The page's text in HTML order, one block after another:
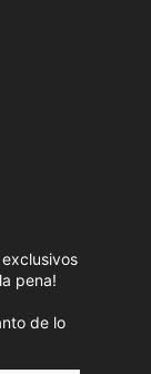
pena!
de lo